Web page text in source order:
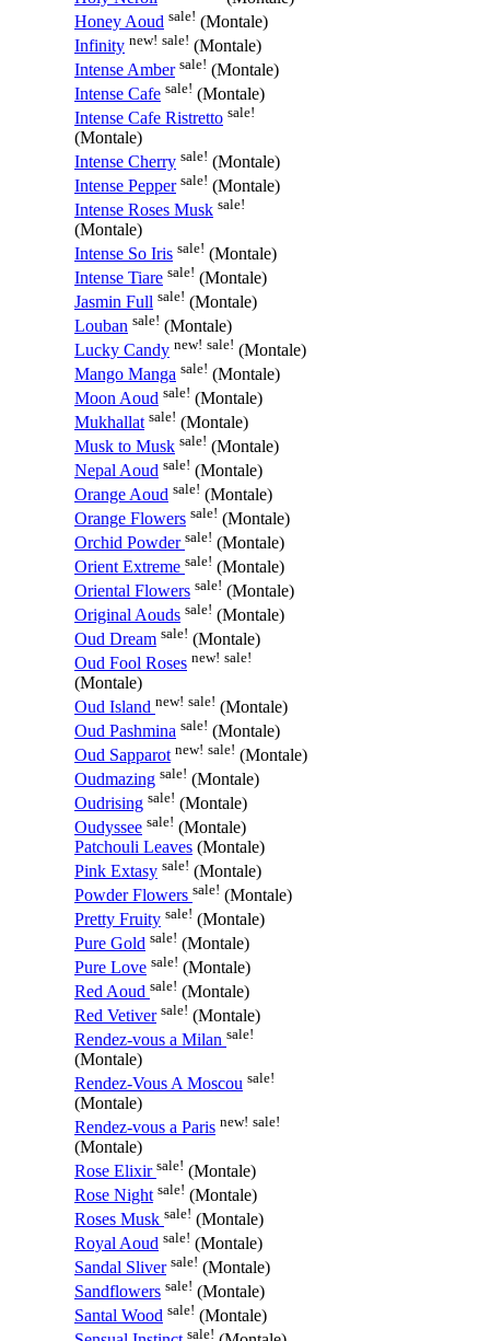
Honey Aoud sale! (Montale)
Infinity new! sale! (Montale)
Intense Amber sale! (Montale)
Intense Cafe sale! (Montale)
Intense Cafe Ristretto sale!
(Montale)
Intense Cherry sale! (Montale)
Intense Pepper sale! (Montale)
Intense Roses Musk sale!
(Montale)
Intense So Iris sale! (Montale)
Intense Tiare sale! (Montale)
Jasmin Full sale! (Montale)
Louban sale! (Montale)
Lucky Candy new! sale! (Montale)
Mango Manga sale! (Montale)
Moon Aoud sale! (Montale)
Mukhallat sale! (Montale)
Musk to Musk sale! (Montale)
Nepal Aoud sale! (Montale)
Orange Aoud sale! (Montale)
Orange Flowers sale! (Montale)
Orchid Powder sale! (Montale)
Orient Extreme sale! (Montale)
Oriental Flowers sale! (Montale)
Original Aouds sale! (Montale)
Oud Dream sale! (Montale)
Oud Fool Roses new! sale!
(Montale)
Oud Island new! sale! (Montale)
Oud Pashmina sale! (Montale)
Oud Sapparot new! sale! (Montale)
Oudmazing sale! (Montale)
Oudrising sale! (Montale)
Oudyssee sale! (Montale)
Patchouli Leaves (Montale)
Pink Extasy sale! (Montale)
Powder Flowers sale! (Montale)
Pretty Fruity sale! (Montale)
Pure Gold sale! (Montale)
Pure Love sale! (Montale)
Red Aoud sale! (Montale)
Red Vetiver sale! (Montale)
Rendez-vous a Milan sale!
(Montale)
Rendez-Vous A Moscou sale!
(Montale)
Rendez-vous a Paris new! sale!
(Montale)
Rose Elixir sale! (Montale)
Rose Night sale! (Montale)
Roses Musk sale! (Montale)
Royal Aoud sale! (Montale)
Sandal Sliver sale! (Montale)
Sandflowers sale! (Montale)
Santal Wood sale! (Montale)
sale!